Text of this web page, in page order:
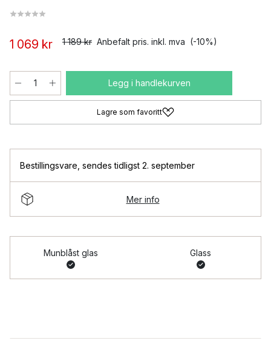
1 069 kr 1 189 kr Anbefalt pris. inkl. mva (-10%)
Legg i handlekurven
Lagre som favoritt
Bestillingsvare sendes tidligst 2. september
Mer info
Munblåst glas Glass